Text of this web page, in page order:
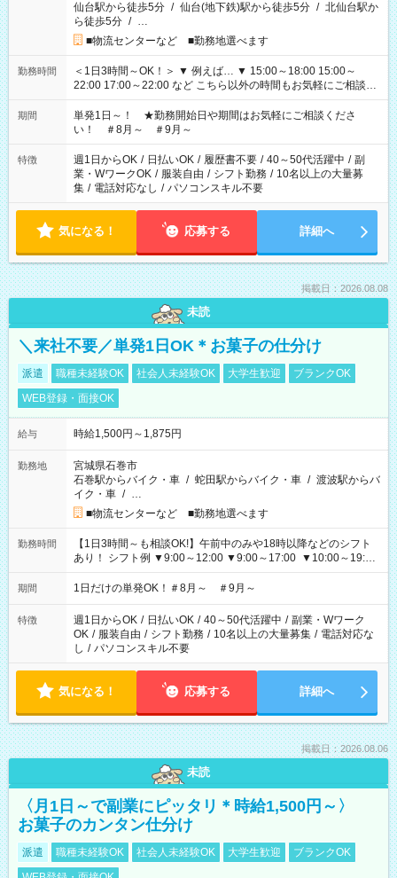
仙台駅から徒歩5分 / 仙台(地下鉄)駅から徒歩5分 / 北仙台駅か
ら徒歩5分 / …
■物流センターなど ■勤務地選べます
勤務時間
＜1日3時間～OK！＞ ▼ 例えば… ▼ 15:00～18:00 15:00～
22:00 17:00～22:00 など こちら以外の時間もお気軽にご相談く
ださい！
期間
単発1日～！ ★勤務開始日や期間はお気軽にご相談くださ
い！ ＃8月～ ＃9月～
特徴 週1日からOK / 日払いOK / 履歴書不要 / 40～50代活躍中 / 副
業・WワークOK / 服装自由 / シフト勤務 / 10名以上の大量募
集 / 電話対応なし / パソコンスキル不要
気になる！ 応募する 詳細へ
掲載日：2026.08.08
未読
＼来社不要／単発1日OK＊お菓子の仕分け
派遣 職種未経験OK 社会人未経験OK 大学生歓迎
ブランクOK
WEB登録・面接OK
給与 時給1,500円～1,875円
勤務地
宮城県石巻市
石巻駅からバイク・車 / 蛇田駅からバイク・車 / 渡波駅からバ
イク・車 / …
■物流センターなど ■勤務地選べます
勤務時間
【1日3時間～も相談OK!】午前中のみや18時以降などのシフト
あり！ シフト例 ▼9:00～12:00 ▼9:00～17:00 ▼10:00～19:00
▼18:00～21:00
期間 1日だけの単発OK！＃8月～ ＃9月～
特徴 週1日からOK / 日払いOK / 40～50代活躍中 / 副業・Wワーク
OK / 服装自由 / シフト勤務 / 10名以上の大量募集 / 電話対応な
し / パソコンスキル不要
気になる！ 応募する 詳細へ
掲載日：2026.08.06
未読
〈月1日～で副業にピッタリ＊時給1,500円～〉
お菓子のカンタン仕分け
派遣 職種未経験OK 社会人未経験OK 大学生歓迎
ブランクOK